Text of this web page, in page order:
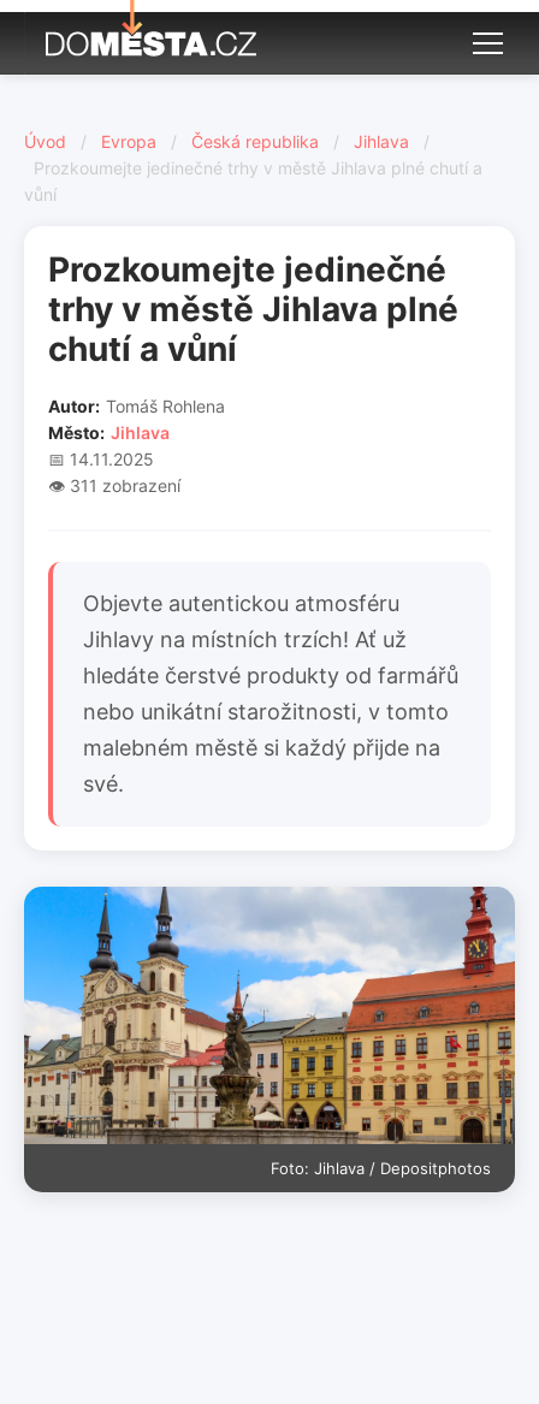
Úvod / Evropa / Česká republika / Jihlava
/
Prozkoumejte jedinečné trhy v městě Jihlava plné chutí a
vůní
Prozkoumejte jedinečné
trhy v městě Jihlava plné
chutí a vůní
Autor: Tomáš Rohlena
Město: Jihlava
📅 14.11.2025
👁️ 311 zobrazení
Objevte autentickou atmosféru
Jihlavy na místních trzích! Ať už
hledáte čerstvé produkty od farmářů
nebo unikátní starožitnosti, v tomto
malebném městě si každý přijde na
své.
Foto: Jihlava / Depositphotos